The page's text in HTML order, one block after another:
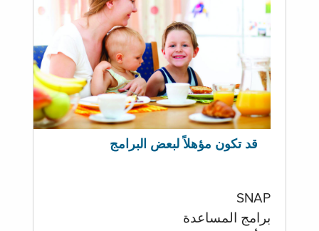
قد تكون مؤهلاً لبعض البرامج
SNAP
برامج المساعدة